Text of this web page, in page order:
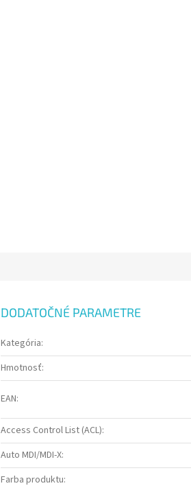
DODATOČNÉ PARAMETRE
Kategória:
Hmotnosť:
EAN:
Access Control List (ACL):
Auto MDI/MDI-X:
Farba produktu: